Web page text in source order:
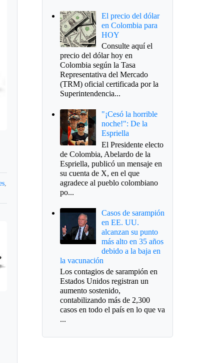
El precio del dólar
en Colombia para
HOY
Consulte aquí el
precio del dólar hoy en
Colombia según la Tasa
Representativa del Mercado
(TRM) oficial certificada por la
Superintendencia...
"¡Cesó la horrible
noche!": De la
Espriella
El Presidente electo
de Colombia, Abelardo de la
Espriella, publicó un mensaje en
su cuenta de X, en el que
agradece al pueblo colombiano
po...
Casos de sarampión
en EE. UU.
alcanzan su punto
más alto en 35 años
debido a la baja en
la vacunación
Los contagios de sarampión en
Estados Unidos registran un
aumento sostenido,
contabilizando más de 2,300
casos en todo el país en lo que va
...